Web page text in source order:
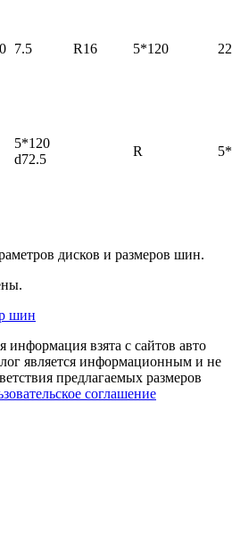
7.5 R16 5*120 22
5*120
d72.5
R
дисков и размеров шин.
шин
информация взята с сайтов авто
является информационным и не
предлагаемых размеров
соглашение